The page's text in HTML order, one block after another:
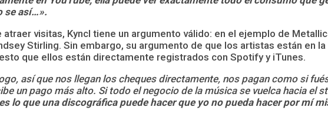
se así…».
visitas, Kyncl tiene un argumento válido: en el ejemplo de
Stirling. Sin embargo, su argumento de que los artistas están en
que ellos están directamente registrados con Spotify y iTunes.
así que nos llegan los cheques directamente, nos pagan como si
un pago más alto. Si todo el negocio de la música se vuelca hacia el
lo que una discográfica puede hacer que yo no pueda hacer por mí